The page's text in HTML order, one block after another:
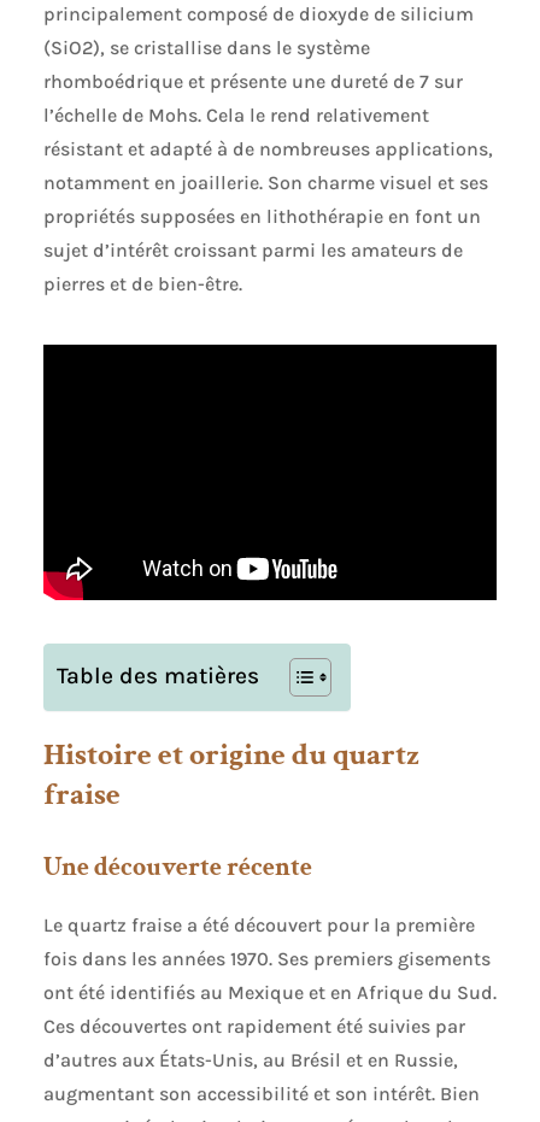
principalement composé de dioxyde de silicium
(SiO2), se cristallise dans le système
rhomboédrique et présente une dureté de 7 sur
l’échelle de Mohs. Cela le rend relativement
résistant et adapté à de nombreuses applications,
notamment en joaillerie. Son charme visuel et ses
propriétés supposées en lithothérapie en font un
sujet d’intérêt croissant parmi les amateurs de
pierres et de bien-être.
Table des matières
Histoire et origine du quartz
fraise
Une découverte récente
Le quartz fraise a été découvert pour la première
fois dans les années 1970. Ses premiers gisements
ont été identifiés au Mexique et en Afrique du Sud.
Ces découvertes ont rapidement été suivies par
d’autres aux États-Unis, au Brésil et en Russie,
augmentant son accessibilité et son intérêt. Bien